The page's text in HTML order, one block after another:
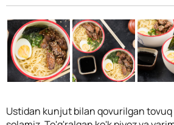
Ustidan kunjut bilan qovurilgan